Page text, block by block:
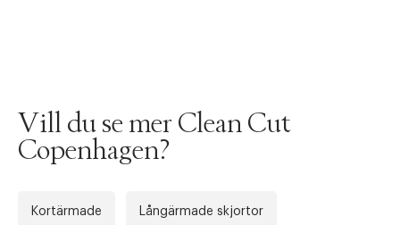
Vill du se mer Clean Cut
Copenhagen?
Kortärmade Långärmade skjortor